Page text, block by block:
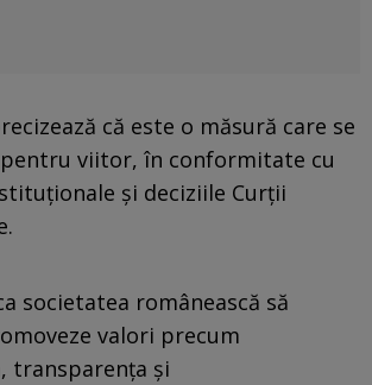
că este o măsură care se
viitor, în conformitate cu
şi deciziile Curţii
societatea românească să
valori precum
transparenţa şi